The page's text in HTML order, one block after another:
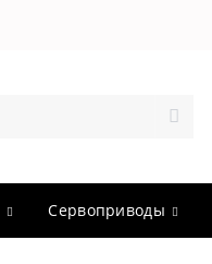
Сервоприводы